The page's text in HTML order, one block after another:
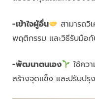
-เข้าใจผู้อื่น
สามารถวิ
พฤติกรรม และวิธีรับมือกั
-พัฒนาตนเอง
ใช้คว
สร้างจุดแข็ง และปรับป